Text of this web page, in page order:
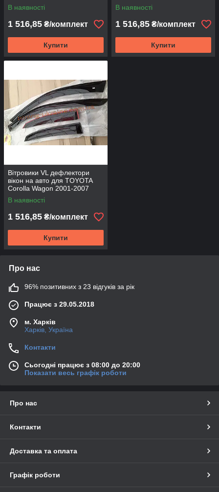
В наявності
1 516,85 ₴/комплект
Купити
В наявності
1 516,85 ₴/комплект
Купити
Вітровики VL дефлектори
вікон на авто для TOYOTA
Corolla Wagon 2001-2007
В наявності
1 516,85 ₴/комплект
Купити
Про нас
96% позитивних з 23 відгуків за рік
Працює з 29.05.2018
м. Харків
Харків, Україна
Контакти
Сьогодні працює з 08:00 до 20:00
Показати весь графік роботи
Про нас
Контакти
Доставка та оплата
Графік роботи